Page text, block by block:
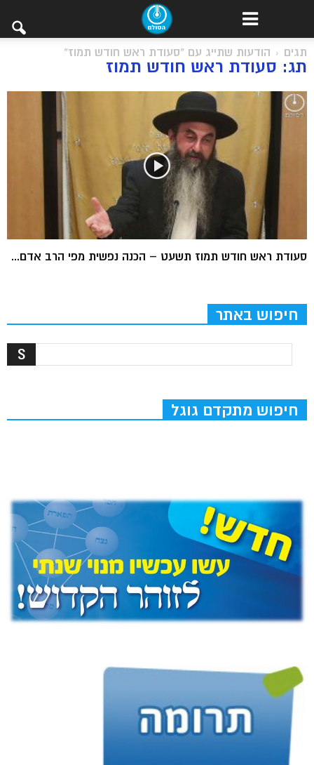
תגים הודעות שתייג עם "סעודת ראש חודש תמוז"
תג: סעודת ראש חודש תמוז
סעודת ראש חודש תמוז תשעט – הכנה נפשית מפי הרב אדם...
חיפוש באתר
חיפוש מתקדם גוגל